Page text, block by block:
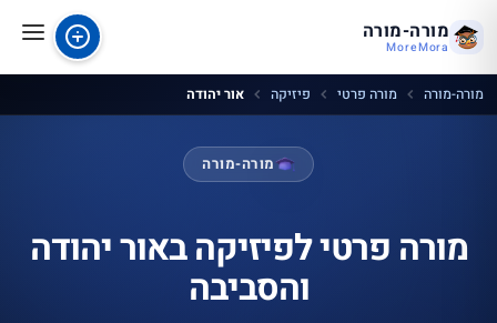
מורה-מורה
MoreMora
מורה-מורה מורה פרטי פיזיקה אור יהודה
מורה-מורה
מורה פרטי לפיזיקה באור יהודה
והסביבה